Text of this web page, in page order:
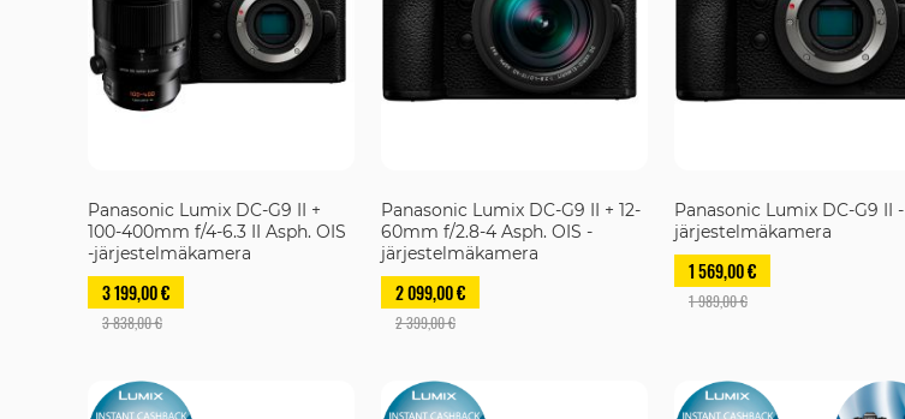
Panasonic Lumix DC-G9 II +
100-400mm f/4-6.3 II Asph. OIS
-järjestelmäkamera
3 199,00 €
3 838,00 €
Panasonic Lumix DC-G9 II + 12-
60mm f/2.8-4 Asph. OIS -
järjestelmäkamera
2 099,00 €
2 399,00 €
Panasonic Lumix DC-G9 II -
järjestelmäkamera
1 569,00 €
1 989,00 €